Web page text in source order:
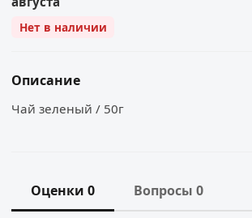
Нет в наличии
Описание
Чай зеленый / 50г
Оценки 0 Вопросы 0